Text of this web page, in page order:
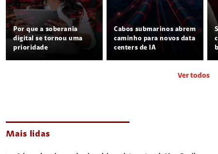
Por que a soberania
digital se tornou uma
prioridade
Cabos submarinos abrem
caminho para novos data
centers de IA
Ver todos
Mais lidas